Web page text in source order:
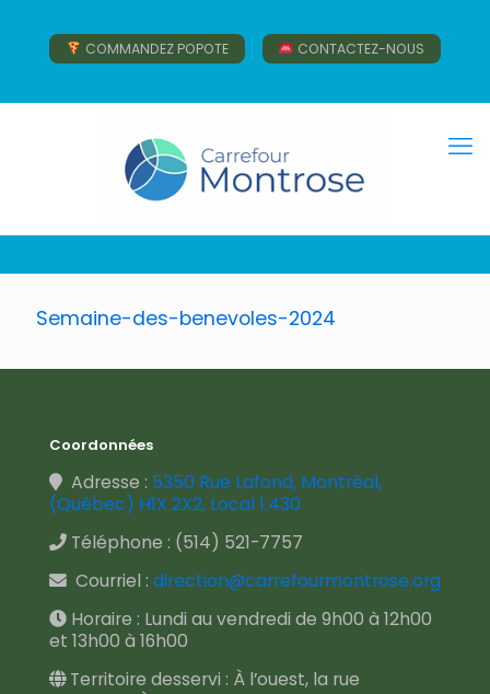
COMMANDEZ POPOTE CONTACTEZ-NOUS
Semaine-des-benevoles-2024
Coordonnées
Adresse : 5350 Rue Lafond, Montréal,
(Québec) H1X 2X2, Local 1.430
Téléphone : (514) 521-7757
Courriel : direction@carrefourmontrose.org
Horaire : Lundi au vendredi de 9h00 à 12h00
et 13h00 à 16h00
Territoire desservi : À l’ouest, la rue